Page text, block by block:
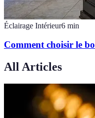
Éclairage Intérieur6 min
Comment choisir le
All Articles